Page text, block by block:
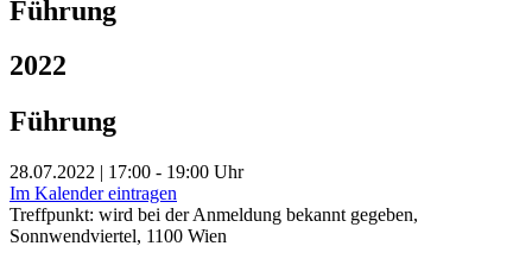
Führung
2022
Führung
28.07.2022 | 17:00 - 19:00 Uhr
Im Kalender eintragen
Treffpunkt: wird bei der Anmeldung bekannt gegeben,
Sonnwendviertel, 1100 Wien